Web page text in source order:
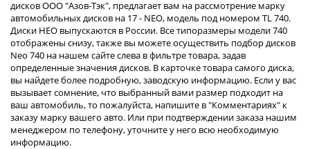
дисков ООО "Азов-Тэк", предлагает вам на рассмотрение марку
автомобильных дисков на 17 - NEO, модель под номером TL 740.
Диски НЕО выпускаются в России. Все типоразмеры модели 740
отображены снизу, также вы можете осуществить подбор дисков
Neo 740 на нашем сайте слева в фильтре товара, задав
определенные значения дисков. В карточке товара самого диска,
вы найдете более подробную, заводскую информацию. Если у вас
вызывает сомнение, что выбранный вами размер подходит на
ваш автомобиль, то пожалуйста, напишите в "Комментариях" к
заказу марку вашего авто. Или при подтверждении заказа нашим
менеджером по телефону, уточните у него всю необходимую
информацию.